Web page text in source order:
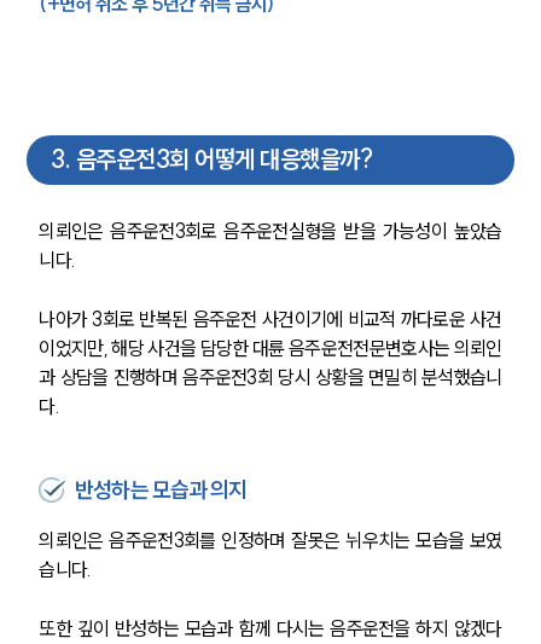
3. 음주운전3회 어떻게 대응했을까?
의뢰인은 음주운전3회로 음주운전실형을 받을 가능성이 높았습
니다.
나아가 3회로 반복된 음주운전 사건이기에 비교적 까다로운 사건
이었지만, 해당 사건을 담당한 대륜 음주운전전문변호사는 의뢰인
과 상담을 진행하며 음주운전3회 당시 상황을 면밀히 분석했습니
다.
반성하는 모습과 의지
의뢰인은 음주운전3회를 인정하며 잘못은 뉘우치는 모습을 보였
습니다.
또한 깊이 반성하는 모습과 함께 다시는 음주운전을 하지 않겠다